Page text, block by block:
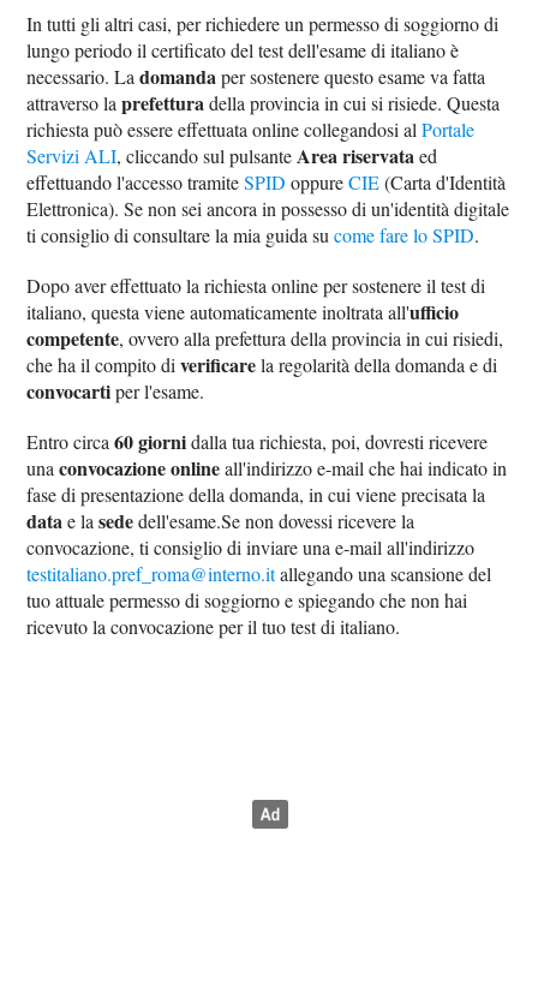
In tutti gli altri casi, per richiedere un permesso di soggiorno di
lungo periodo il certificato del test dell'esame di italiano è
necessario. Ladomandaper sostenere questo esame va fatta
attraverso laprefetturadella provincia in cui si risiede. Questa
richiesta può essere effettuata online collegandosi alPortale
Servizi ALI, cliccando sul pulsante Area riservataed
effettuando l'accesso tramiteSPID oppureCIE(Carta d'Identità
Elettronica). Se non sei ancora in possesso di un'identità digitale
ti consiglio di consultare la mia guida sucome fare lo SPID.
Dopo aver effettuato la richiesta online per sostenere il test di
italiano, questa viene automaticamente inoltrata all'ufficio
competente, ovvero alla prefettura della provincia in cui risiedi,
che ha il compito diverificarela regolarità della domanda e di
convocartiper l'esame.
Entro circa60 giornidalla tua richiesta, poi, dovresti ricevere
unaconvocazione onlineall'indirizzo e-mail che hai indicato in
fase di presentazione della domanda, in cui viene precisata la
datae lasededell'esame.Se non dovessi ricevere la
convocazione, ti consiglio di inviare una e-mail all'indirizzo
testitaliano.pref_roma@interno.itallegando una scansione del
tuo attuale permesso di soggiorno e spiegando che non hai
ricevuto la convocazione per il tuo test di italiano.